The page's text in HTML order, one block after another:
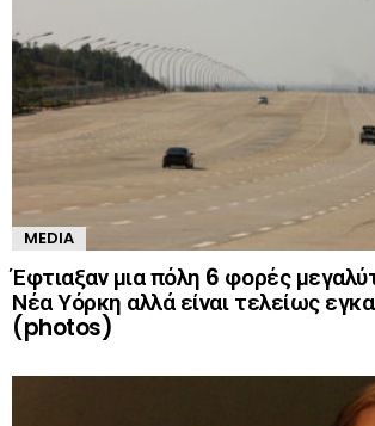
MEDIA
Έφτιαξαν μια πόλη 6 φορές
Νέα Υόρκη αλλά είναι τελείως
(photos)